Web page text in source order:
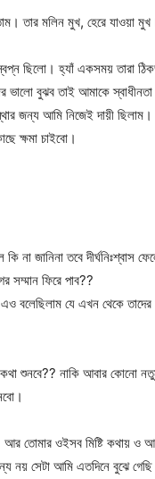
তার মলিন মুখ, হেরে যাওয়া
ছিলো। হ্যাঁ একসময় তারা
ভালো বুঝব তাই আমাকে
জন্য আমি নিজেই দায়ী
ক্ষমা চাইবো।
না জানিনা তবে দীর্ঘনিঃশ্বাস
সম্মান ফিরে পাব??
বলেছিলাম যে এখন থেকে
শুনবে?? নাকি আবার কোনো
তোমার ওইসব মিষ্টি কথায় ও
নয় সেটা আমি এতদিনে বুঝে